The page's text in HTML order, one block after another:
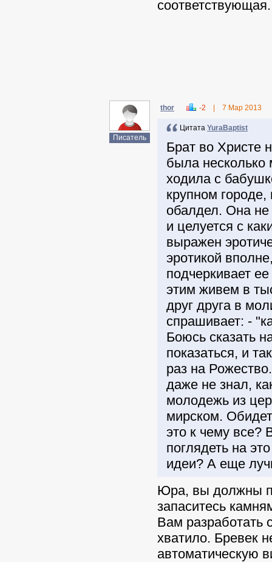
соответствующая.
Писатель
thor -2 7 Мар 2013
Цитата YuraBaptist
Брат во Христе
была несколько
ходила с
крупном городе,
обалдел. Она не
и целуется с
выражен
эротикой
подчеркивает
этим живем в
друг друга в
спрашивает: -
Боюсь сказать
показаться, и
раз на
даже не знал,
молодежь из
мирском.
это к чему все?
поглядеть на
идеи? А еще
Юра, вы должны
запаситесь
Вам разработать
хватило. Бревек
автоматическую